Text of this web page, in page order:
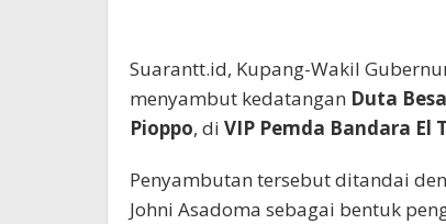
Suarantt.id, Kupang-Wakil
menyambut kedatangan Duta
Pioppo, di VIP Pemda Bandara El
Penyambutan tersebut ditandai
Johni Asadoma sebagai bentuk